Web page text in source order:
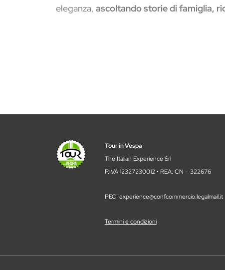
eleganza, ascoltando storie di famiglia,
Tour in Vespa
The Italian Experience Srl
P.IVA 12327230012 • REA: CN – 322676
PEC: experience@confcommercio.legalmail.it
Termini e condizioni